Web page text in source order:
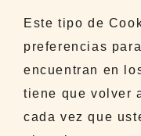
Este tipo de
preferencias
encuentran en
tiene que volver
cada vez que